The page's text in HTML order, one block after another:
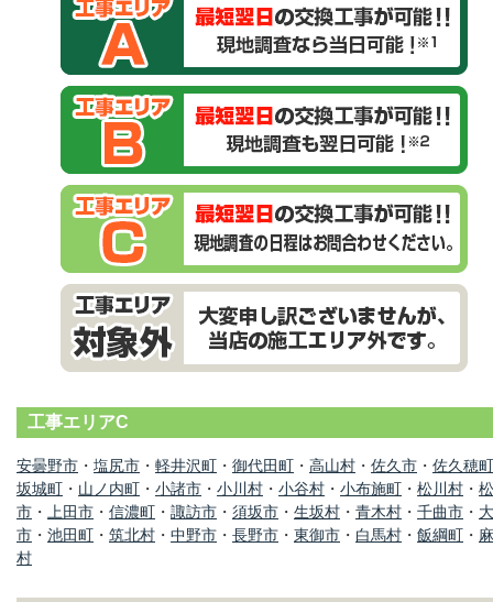
工事エリアC
安曇野市 ・ 塩尻市 ・ 軽井沢町 ・ 御代田町 ・ 高山村 ・ 佐久市 ・ 佐久穂町
坂城町 ・ 山ノ内町 ・ 小諸市 ・ 小川村 ・ 小谷村 ・ 小布施町 ・ 松川村 ・
市 ・ 上田市 ・ 信濃町 ・ 諏訪市 ・ 須坂市 ・ 生坂村 ・ 青木村 ・ 千曲市 ・
市 ・ 池田町 ・ 筑北村 ・ 中野市 ・ 長野市 ・ 東御市 ・ 白馬村 ・ 飯綱町 ・
村